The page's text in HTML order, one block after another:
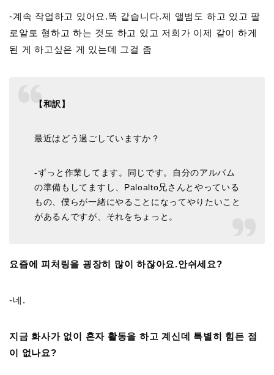
-계속 작업하고 있어요.똑 같습니다.제 앨범도 하고 있고 팔
로알토 형하고 하는 것도 하고 있고 저희가 이제 같이 하게
된 게 하고싶은 게 있는데 그걸 좀
【和訳】
最近はどう過ごしていますか？
-ずっと作業してます。同じです。自分のアルバム
の準備もしてますし、Paloalto兄さんとやっている
もの、僕らが一緒にやることになってやりたいこと
があるんですが、それをちょっと。
요즘에 피처링을 굉장히 많이 하잖아요.안쉬세요?
-네.
지금 화사가 없이 혼자 활동을 하고 계신데 특별히 힘든 점
이 없나요?